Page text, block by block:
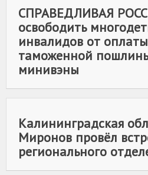
СПРАВЕДЛИВАЯ
освободить
инвалидов от
таможенной
минивэны
Калининградская
Миронов провёл
регионального